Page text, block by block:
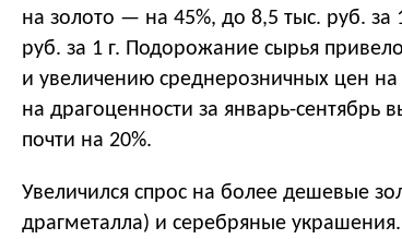
на золото — на 45%, до 8,5 тыс. руб.
руб. за 1 г. Подорожание сырья
и увеличению среднерозничных цен
на драгоценности за январь-сентябрь
почти на 20%.
Увеличился спрос на более дешевые
драгметалла) и серебряные